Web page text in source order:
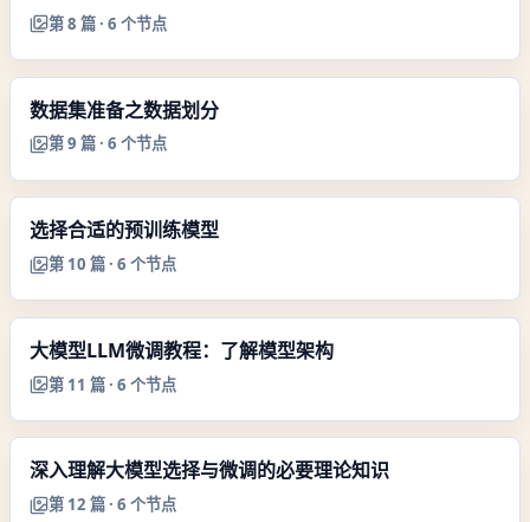
第8 篇 · 6 个节点
数据集准备之数据划分
第9 篇 · 6 个节点
选择合适的预训练模型
第 10 篇 · 6 个节点
大模型LLM微调教程：了解模型架构
第 11 篇 · 6 个节点
深入理解大模型选择与微调的必要理论知识
第 12 篇 · 6 个节点